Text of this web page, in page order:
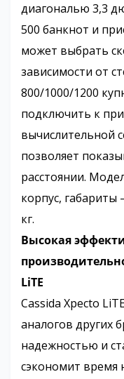
диагональю 3,3
500 банкнот и
может выбрать
зависимости от
800/1000/1200
подключить к
вычислительной
позволяет
расстоянии.
корпус, габариты
кг.
Высокая
LiTE
Cassida Xpecto
аналогов других
надежностью и
сэкономит время